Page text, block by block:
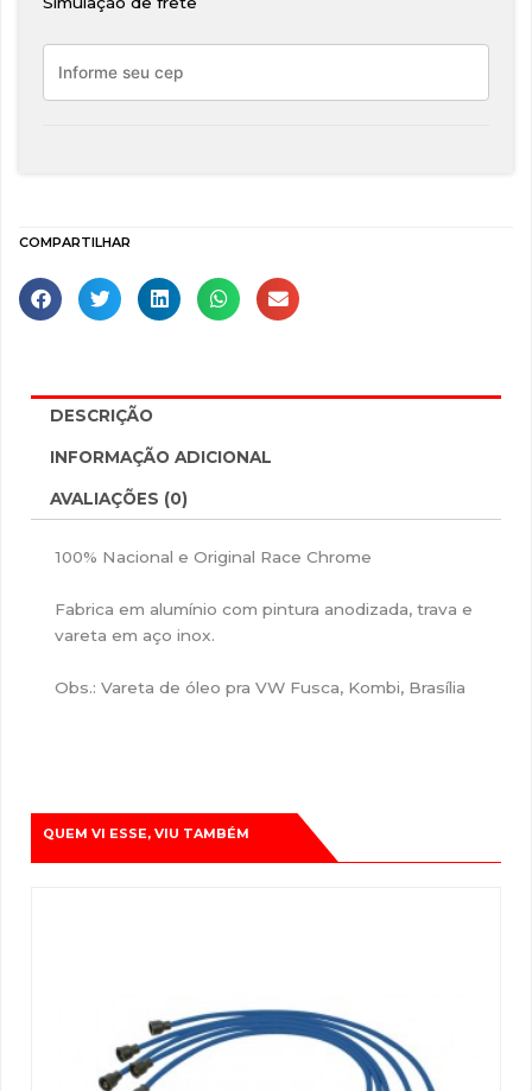
COMPARTILHAR
DESCRIÇÃO
INFORMAÇÃO ADICIONAL
AVALIAÇÕES (0)
100% Nacional e Original Race Chrome
Fabrica em alumínio com pintura anodizada, trava e
vareta em aço inox.
Obs.: Vareta de óleo pra VW Fusca, Kombi, Brasília
QUEM VI ESSE, VIU TAMBÉM
R$378,78.